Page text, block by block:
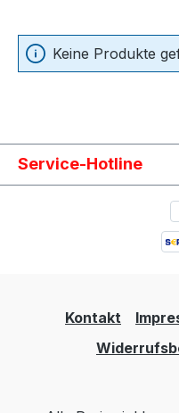
Keine Produkte
Service-Hotline
Kontakt